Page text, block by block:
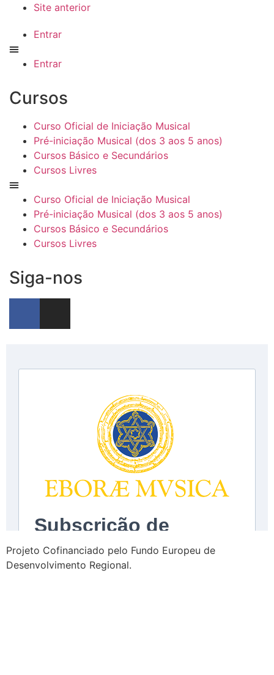
Site anterior
Entrar
Entrar
Cursos
Curso Oficial de Iniciação Musical
Pré-iniciação Musical (dos 3 aos 5 anos)
Cursos Básico e Secundários
Cursos Livres
Curso Oficial de Iniciação Musical
Pré-iniciação Musical (dos 3 aos 5 anos)
Cursos Básico e Secundários
Cursos Livres
Siga-nos
Projeto Cofinanciado pelo Fundo Europeu de
Desenvolvimento Regional.